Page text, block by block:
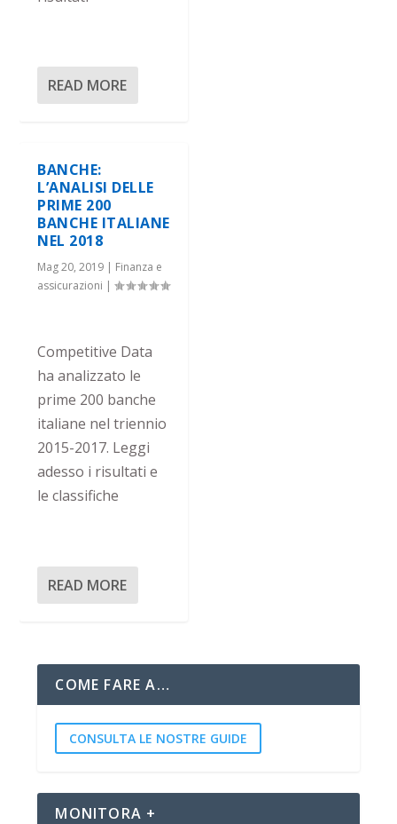
READ MORE
BANCHE:
L’ANALISI DELLE
PRIME 200
BANCHE ITALIANE
NEL 2018
Mag 20, 2019 | Finanza e
assicurazioni |
Competitive Data
ha analizzato le
prime 200 banche
italiane nel triennio
2015-2017. Leggi
adesso i risultati e
le classifiche
READ MORE
COME FARE A…
CONSULTA LE NOSTRE GUIDE
MONITORA +